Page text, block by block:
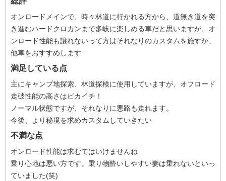
オンロードメインで、時々林道に行かれる方から、道無き道を突
き進むハードクロカンまで多岐に楽しめる車だと思いますが、オ
ンロード性能も譲れないって方はそれなりのカスタムを施すか、
他車をおすすめします
満足している点
主にキャンプ地探索、林道探検に使用していますが、オフロード
走破性能の高さはピカイチ！
ノーマル状態ですが、それなりに悪路も走れます。
今後、より秘境を求めカスタムしていきたい
不満な点
オンロード性能は求むてはいけませんね
乗り心地は悪い方です。乗り物酔いしやすい妻は乗れないといっ
ていました(笑)